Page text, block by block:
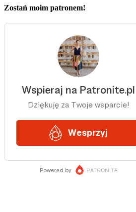
Zostań moim patronem!